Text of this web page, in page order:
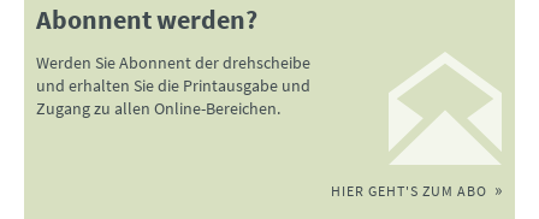
Abonnent werden?
Werden Sie Abonnent der drehscheibe
und erhalten Sie die Printausgabe und
Zugang zu allen Online-Bereichen.
HIER GEHT'S ZUM ABO